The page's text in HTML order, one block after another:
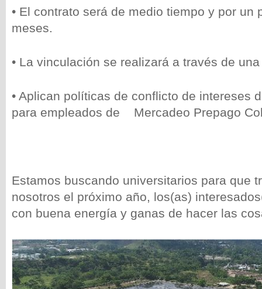
• El contrato será de medio tiempo y por un
meses.
• La vinculación se realizará a través de
• Aplican políticas de conflicto de intereses
para empleados de Mercadeo Prepago
Estamos buscando universitarios para que
nosotros el próximo año, los(as)
con buena energía y ganas de hacer las